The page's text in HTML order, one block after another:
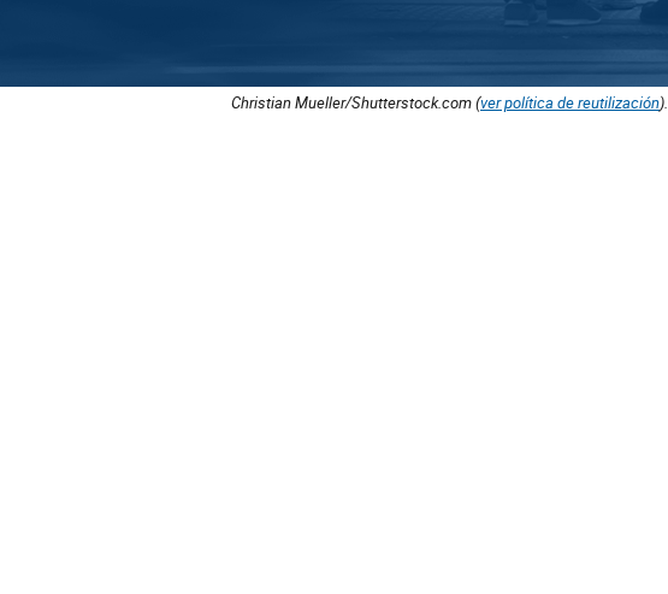
Christian Mueller/Shutterstock.com (ver política de reutilización).